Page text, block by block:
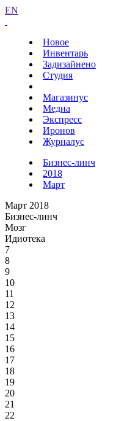
EN
Новое
Инвентарь
Задизайнено
Студия
Магазинус
Медиа
Экспресс
Иронов
Журналус
Бизнес-линч
2018
Март
Март 2018
Бизнес-линч
Мозг
Идиотека
7
8
9
10
11
12
13
14
15
16
17
18
19
20
21
22